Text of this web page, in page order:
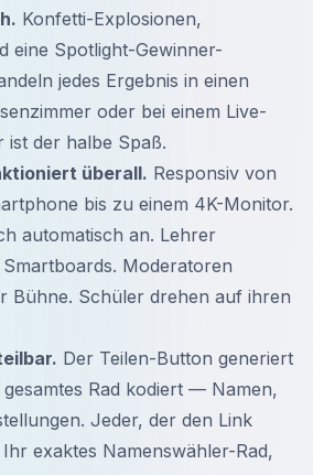
Konfetti-Explosionen,
eine Spotlight-Gewinner-
jedes Ergebnis in einen
oder bei einem Live-
ist der halbe Spaß.
überall. Responsiv von
bis zu einem 4K-Monitor.
automatisch an. Lehrer
Moderatoren
Bühne. Schüler drehen auf ihren
Der Teilen-Button generiert
Rad kodiert — Namen,
Jeder, der den Link
exaktes Namenswähler-Rad,